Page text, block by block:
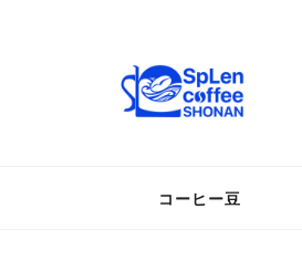
コーヒー豆